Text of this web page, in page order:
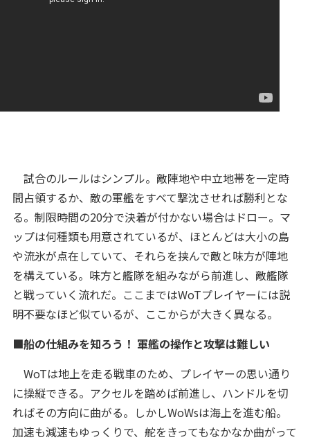
試合のルールはシンプル。敵陣地や中立地帯を一定時
間占領するか、敵の軍艦をすべて撃沈させれば勝利とな
る。制限時間の20分で決着が付かない場合はドロー。マ
ップは何種類も用意されているが、ほとんどは大小の島
や流氷が点在していて、それらを挟んで敵と味方が陣地
を構えている。味方と艦隊を組みながら前進し、敵艦隊
と戦っていく流れだ。ここまではWoTプレイヤーには説
明不要なほど似ているが、ここからが大きく異なる。
■船の仕組みを知ろう！ 軍艦の操作と攻撃は難しい
WoTは地上を走る戦車のため、プレイヤーの思い通り
に操縦できる。アクセルを踏めば前進し、ハンドルを切
ればその方向に曲がる。しかしWoWsは海上を進む船。
加速も減速もゆっくりで、舵をきってもなかなか曲がって